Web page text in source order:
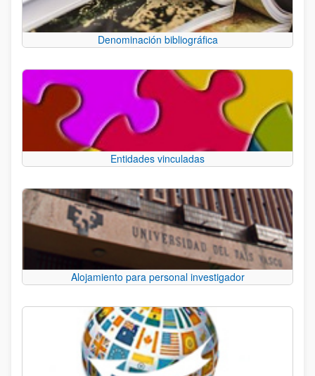
Denominación bibliográfica
Entidades vinculadas
Alojamiento para personal investigador